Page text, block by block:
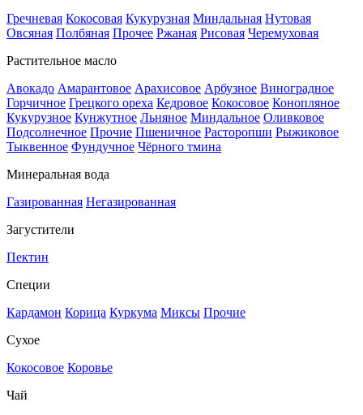
Гречневая Кокосовая Кукурузная Миндальная Нутовая
Овсяная Полбяная Прочее Ржаная Рисовая Черемуховая
Растительное масло
Авокадо Амарантовое Арахисовое Арбузное Виноградное
Горчичное Грецкого ореха Кедровое Кокосовое Конопляное
Кукурузное Кунжутное Льняное Миндальное Оливковое
Подсолнечное Прочие Пшеничное Расторопши Рыжиковое
Тыквенное Фундучное Чёрного тмина
Минеральная вода
Газированная Негазированная
Загустители
Пектин
Специи
Кардамон Корица Куркума Миксы Прочие
Сухое
Кокосовое Коровье
Чай